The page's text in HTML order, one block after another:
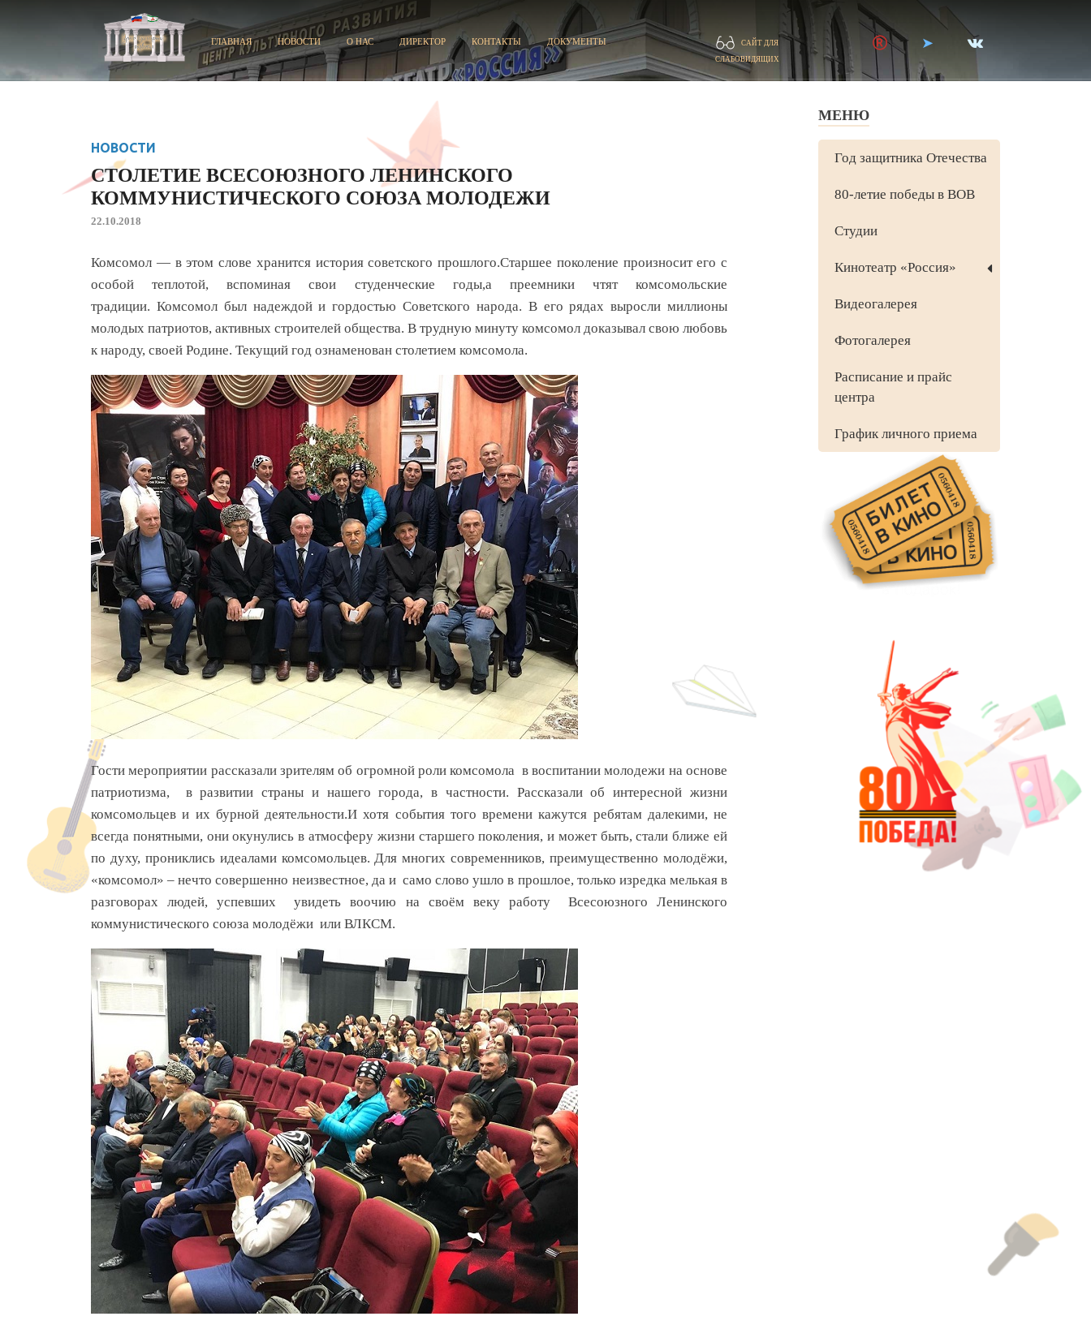
САЙТ ДЛЯ
СЛАБОВИДЯЩИХ
ГЛАВНАЯ НОВОСТИ О НАС ДИРЕКТОР КОНТАКТЫ ДОКУМЕНТЫ
НОВОСТИ
СТОЛЕТИЕ ВСЕСОЮЗНОГО ЛЕНИНСКОГО
КОММУНИСТИЧЕСКОГО СОЮЗА МОЛОДЕЖИ
22.10.2018
Комсомол — в этом слове хранится история советского прошлого.Старшее поколение произносит его с
особой теплотой, вспоминая свои студенческие годы,а преемники чтят комсомольские
традиции. Комсомол был надеждой и гордостью Советского народа. В его рядах выросли миллионы
молодых патриотов, активных строителей общества. В трудную минуту комсомол доказывал свою любовь
к народу, своей Родине. Текущий год ознаменован столетием комсомола.
Гости мероприятии рассказали зрителям об огромной роли комсомола в воспитании молодежи на основе
патриотизма, в развитии страны и нашего города, в частности. Рассказали об интересной жизни
комсомольцев и их бурной деятельности.И хотя события того времени кажутся ребятам далекими, не
всегда понятными, они окунулись в атмосферу жизни старшего поколения, и может быть, стали ближе ей
по духу, прониклись идеалами комсомольцев. Для многих современников, преимущественно молодёжи,
«комсомол» – нечто совершенно неизвестное, да и само слово ушло в прошлое, только изредка мелькая в
разговорах людей, успевших увидеть воочию на своём веку работу Всесоюзного Ленинского
коммунистического союза молодёжи или ВЛКСМ.
МЕНЮ
Год защитника Отечества
80-летие победы в ВОВ
Студии
Кинотеатр «Россия»
Видеогалерея
Фотогалерея
Расписание и прайс
центра
График личного приема